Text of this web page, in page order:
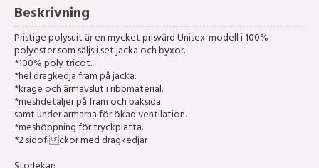
Beskrivning
Pristige polysuit är en mycket prisvärd Unisex-modell i 100%
polyester som säljs i set jacka och byxor.
*100% poly tricot.
*hel dragkedja fram på jacka.
*krage och ärmavslut i ribbmaterial.
*meshdetaljer på fram och baksida
samt under armarna för ökad ventilation.
*meshöppning för tryckplatta.
*2 sidofickor med dragkedjar